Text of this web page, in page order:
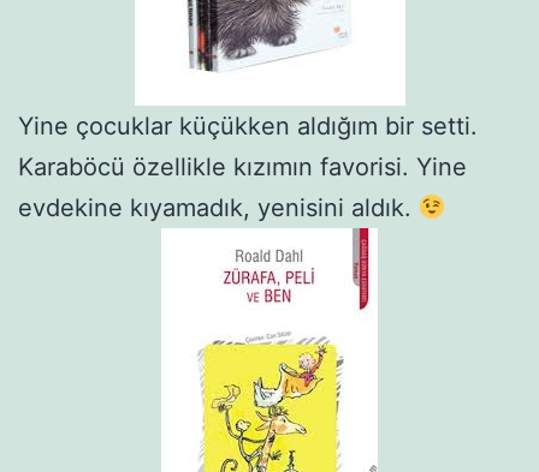
Yine çocuklar küçükken aldığım bir setti.
Karaböcü özellikle kızımın favorisi. Yine
evdekine kıyamadık, yenisini aldık.